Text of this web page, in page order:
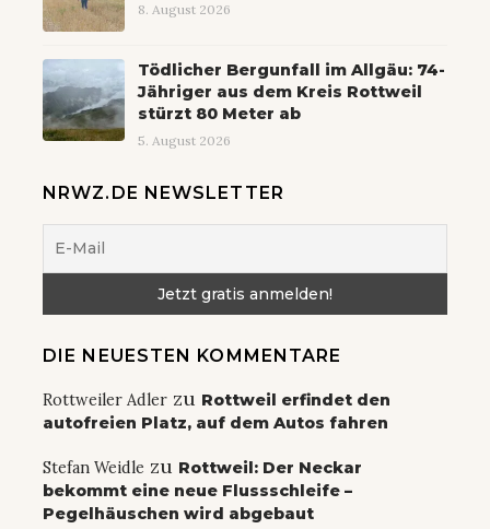
8. August 2026
Tödlicher Bergunfall im Allgäu: 74-
Jähriger aus dem Kreis Rottweil
stürzt 80 Meter ab
5. August 2026
NRWZ.DE NEWSLETTER
DIE NEUESTEN KOMMENTARE
Rottweiler Adler zu Rottweil erfindet den
autofreien Platz, auf dem Autos fahren
Stefan Weidle zu Rottweil: Der Neckar
bekommt eine neue Flussschleife –
Pegelhäuschen wird abgebaut